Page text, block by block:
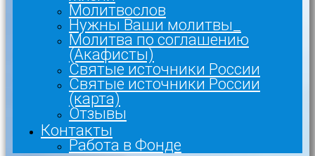
Молитвослов
Нужны Ваши молитвы_
Молитва по соглашению
(Акафисты)
Святые источники России
Святые источники России
(карта)
Отзывы
Контакты
Работа в Фонде